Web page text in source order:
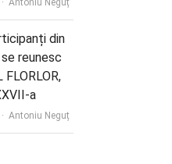
Antoniu Neguț
din
reunesc
FLORLOR,
a
Author
Antoniu Neguț